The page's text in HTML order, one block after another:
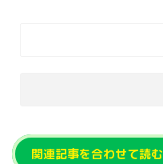
関連記事を合わせて読む